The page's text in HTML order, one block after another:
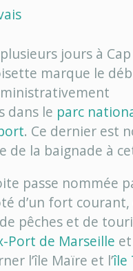
jours à
marque le
dans le parc
. Ce dernier est
de la baignade à
passe nommée
d’un fort courant,
pêches et de
Port de Marseille
l’île Maïre et l’île